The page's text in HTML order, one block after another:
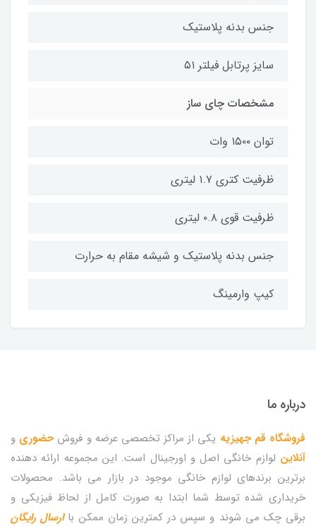
جنس بدنه پلاستیک
سایز پرتابل فیلتر ۵۱
مشخصات چای ساز
توان ۱۵۰۰ وات
ظرفیت کتری ۱.۷ لیتری
ظرفیت قوی ۰.۸ لیتری
جنس بدنه پلاستیک و شیشه مقا‌م به حرارت
کیپ وارمینگ
درباره ما
فروشگاه قم جهیزیه یکی از مراکز تخصصی عرضه و فروشحضوری و
آنلاین لوازم خانگی اصل و اورجینال است. این مجموعه ارائه دهنده
برترین برندهای لوازم خانگی موجود در بازار می باشد. محصولات
خریداری شده توسط شما ابتدا به صورت کامل از لحاظ فیزیکی و
برقی چک می شوند و سپس در کمترین زمان ممکن با ارسال رایگان